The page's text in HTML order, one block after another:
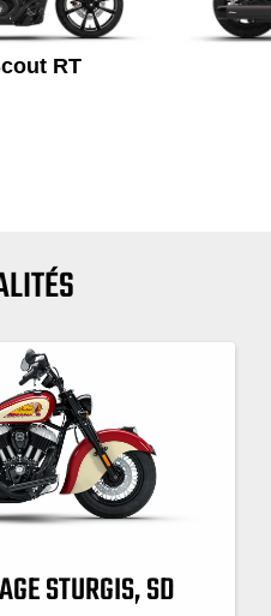
RT
STURGIS, SD